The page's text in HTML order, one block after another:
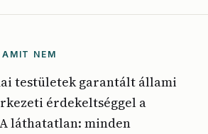
NEM
testületek garantált állami
érdekeltséggel a
láthatatlan: minden